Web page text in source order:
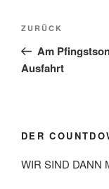
Vorheriger
Beitrag
ZURÜCK
Am
Ausfahrt
DER
WIR SIND DANN